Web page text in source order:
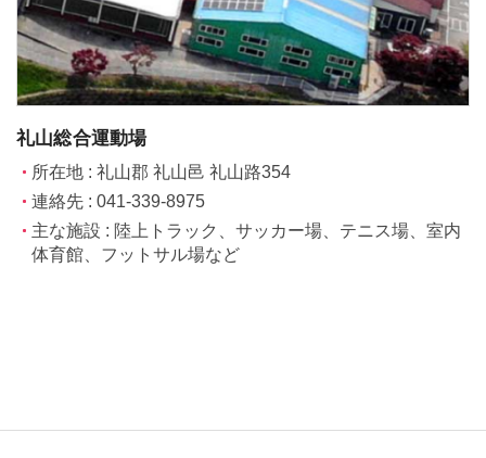
礼山総合運動場
所在地 : 礼山郡 礼山邑 礼山路354
連絡先 : 041-339-8975
主な施設 : 陸上トラック、サッカー場、テニス場、室内
体育館、フットサル場など